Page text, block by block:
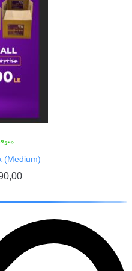
متوفر
(Medium)
990,00